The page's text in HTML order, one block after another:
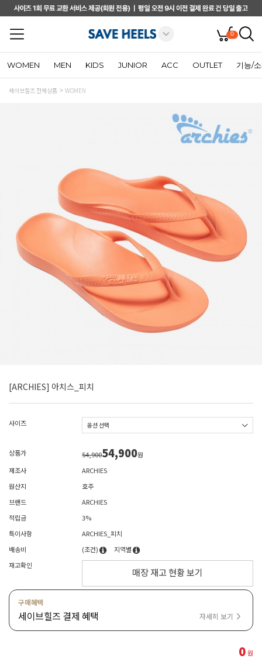
0
WOMEN MEN KIDS JUNIOR ACC OUTLET 기능/
세이브힐즈 전체상품 WOMEN
[ARCHIES] 아치스_피치
사이즈
상품가 54,90054,900원
제조사
ARCHIES
원산지
호주
브랜드
ARCHIES
적립금
3%
특이사항
ARCHIES_피치
배송비
(조건)
지역별
재고확인
매장 재고 현황 보기
구매혜택
세이브힐즈 결제 혜택 자세히 보기
0원